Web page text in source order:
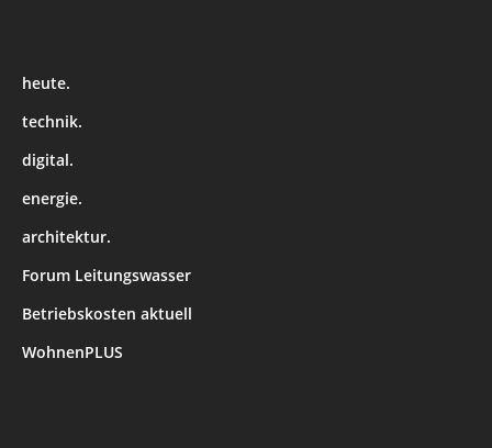
heute.
technik.
digital.
energie.
architektur.
Forum Leitungswasser
Betriebskosten aktuell
WohnenPLUS